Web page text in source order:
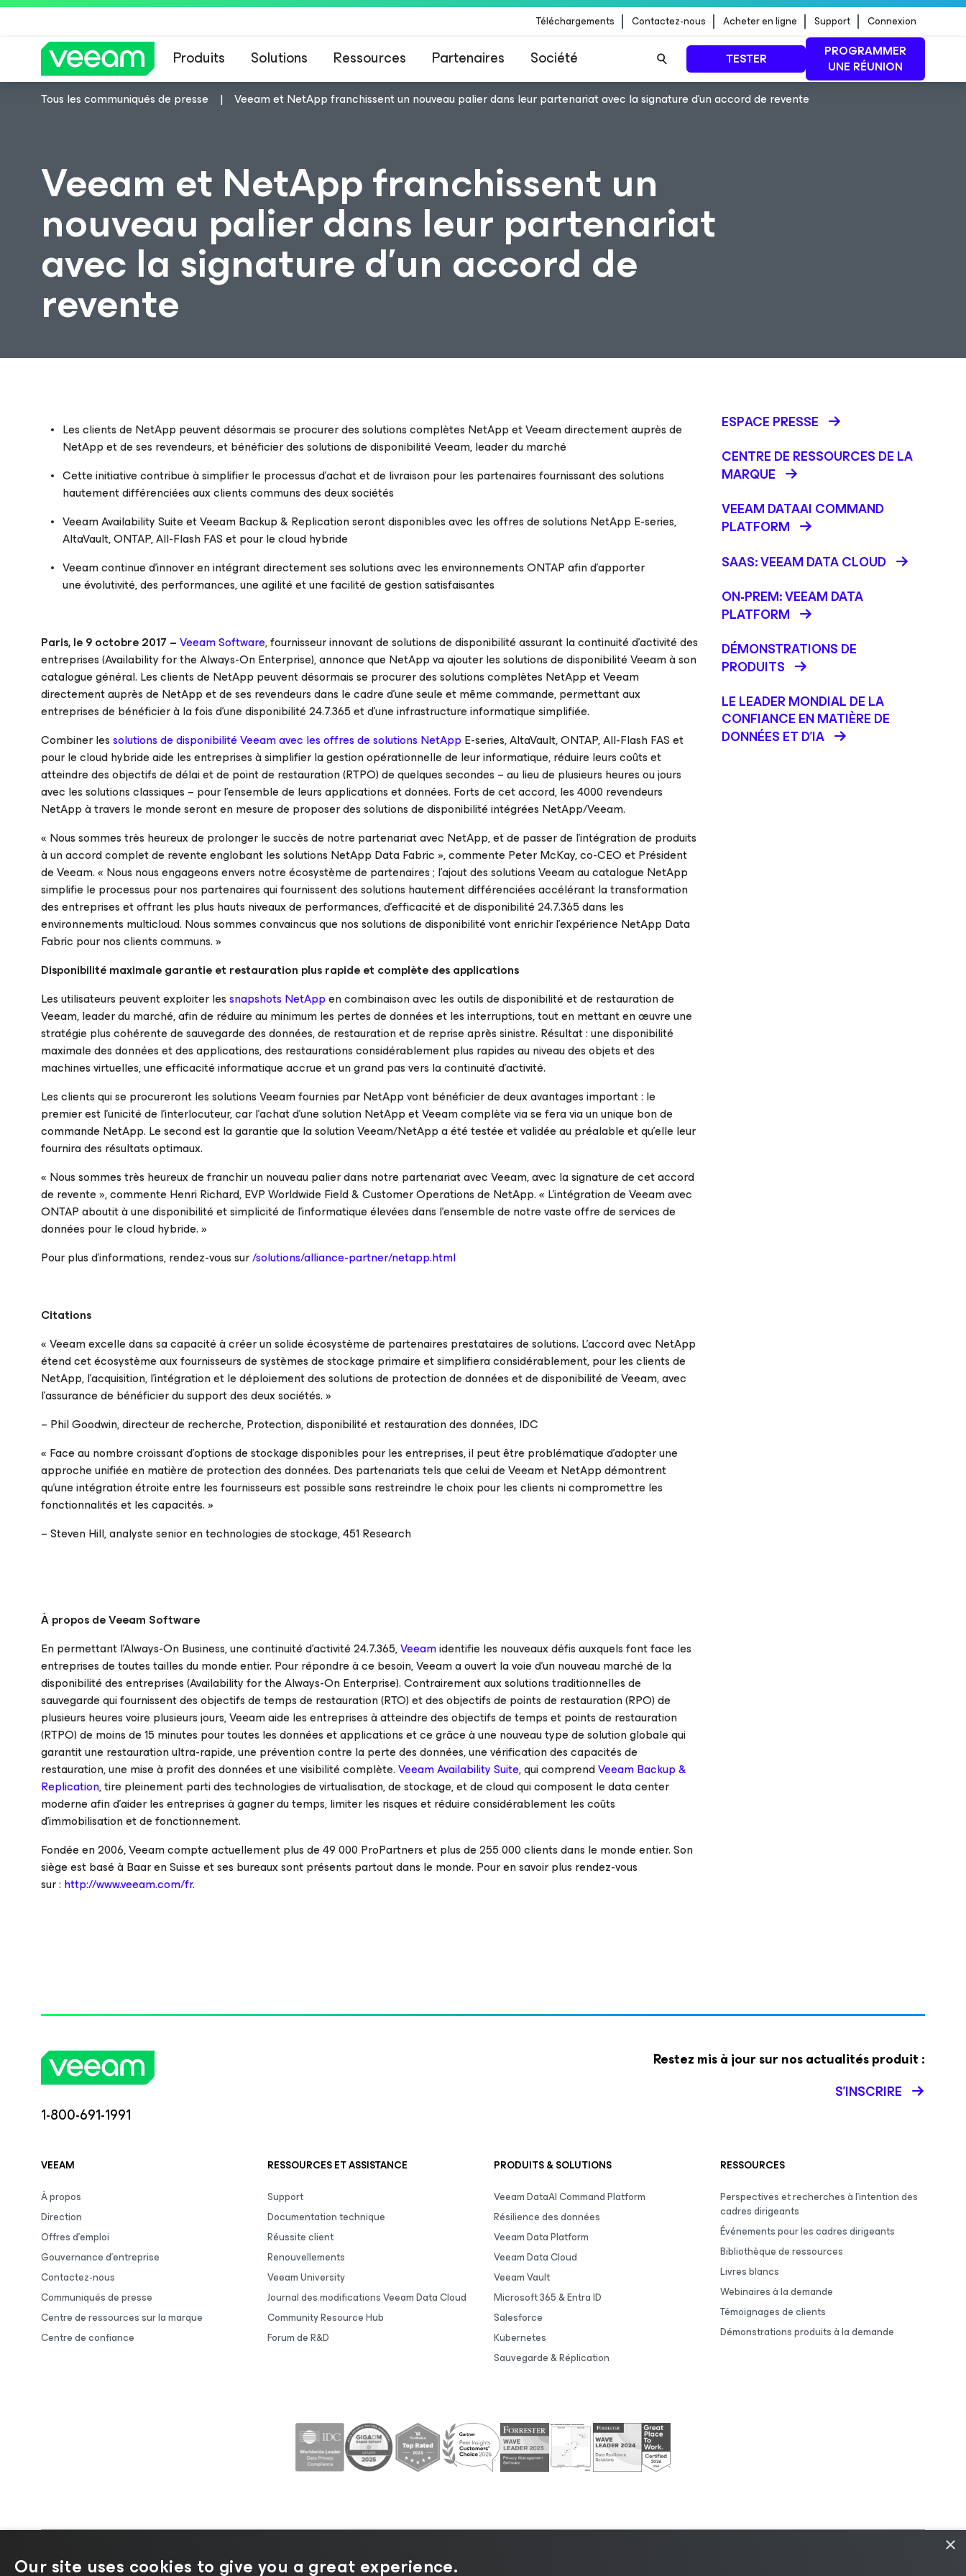
Téléchargements Contactez-nous Acheter en ligne Support Connexion
Produits Solutions Ressources Partenaires Société TESTER
PROGRAMMER
UNE RÉUNION
Tous les communiqués de presse Veeam et NetApp franchissent un nouveau palier dans leur partenariat avec la signature d’un accord de revente
Veeam et NetApp franchissent un
nouveau palier dans leur partenariat
avec la signature d’un accord de
revente
Les clients de NetApp peuvent désormais se procurer des solutions complètes NetApp et Veeam directement auprès de
NetApp et de ses revendeurs, et bénéficier des solutions de disponibilité Veeam, leader du marché
Cette initiative contribue à simplifier le processus d’achat et de livraison pour les partenaires fournissant des solutions
hautement différenciées aux clients communs des deux sociétés
Veeam Availability Suite et Veeam Backup & Replication seront disponibles avec les offres de solutions NetApp E-series,
AltaVault, ONTAP, All-Flash FAS et pour le cloud hybride
Veeam continue d’innover en intégrant directement ses solutions avec les environnements ONTAP afin d’apporter
une évolutivité, des performances, une agilité et une facilité de gestion satisfaisantes
Paris, le 9 octobre 2017 –Veeam Software, fournisseur innovant de solutions de disponibilité assurant la continuité d’activité des
entreprises (Availability for the Always-On Enterprise), annonce que NetApp va ajouter les solutions de disponibilité Veeam à son
catalogue général. Les clients de NetApp peuvent désormais se procurer des solutions complètes NetApp et Veeam
directement auprès de NetApp et de ses revendeurs dans le cadre d’une seule et même commande, permettant aux
entreprises de bénéficier à la fois d’une disponibilité 24.7.365 et d’une infrastructure informatique simplifiée.
Combiner lessolutions de disponibilité Veeam avec les offres de solutions NetApp E-series, AltaVault, ONTAP, All-Flash FAS et
pour le cloud hybride aide les entreprises à simplifier la gestion opérationnelle de leur informatique, réduire leurs coûts et
atteindre des objectifs de délai et de point de restauration (RTPO) de quelques secondes – au lieu de plusieurs heures ou jours
avec les solutions classiques – pour l’ensemble de leurs applications et données. Forts de cet accord, les 4000 revendeurs
NetApp à travers le monde seront en mesure de proposer des solutions de disponibilité intégrées NetApp/Veeam.
« Nous sommes très heureux de prolonger le succès de notre partenariat avec NetApp, et de passer de l’intégration de produits
à un accord complet de revente englobant les solutions NetApp Data Fabric», commente Peter McKay, co-CEO et Président
de Veeam. « Nous nous engageons envers notre écosystème de partenaires ; l’ajout des solutions Veeam au catalogue NetApp
simplifie le processus pour nos partenaires qui fournissent des solutions hautement différenciées accélérant la transformation
des entreprises et offrant les plus hauts niveaux de performances, d’efficacité et de disponibilité 24.7.365 dans les
environnements multicloud. Nous sommes convaincus que nos solutions de disponibilité vont enrichir l’expérience NetApp Data
Fabric pour nos clients communs. »
Disponibilité maximale garantie et restauration plus rapide et complète des applications
Les utilisateurs peuvent exploiter lessnapshots NetAppen combinaison avec les outils de disponibilité et de restauration de
Veeam, leader du marché, afin de réduire au minimum les pertes de données et les interruptions, tout en mettant en œuvre une
stratégie plus cohérente de sauvegarde des données, de restauration et de reprise après sinistre. Résultat : une disponibilité
maximale des données et des applications, des restaurations considérablement plus rapides au niveau des objets et des
machines virtuelles, une efficacité informatique accrue et un grand pas vers la continuité d’activité.
Les clients qui se procureront les solutions Veeam fournies par NetApp vont bénéficier de deux avantages important : le
premier est l’unicité de l’interlocuteur, car l’achat d’une solution NetApp et Veeam complète via se fera via un unique bon de
commande NetApp. Le second est la garantie que la solution Veeam/NetApp a été testée et validée au préalable et qu’elle leur
fournira des résultats optimaux.
« Nous sommes très heureux de franchir un nouveau palier dans notre partenariat avec Veeam, avec la signature de cet accord
de revente», commente Henri Richard, EVP Worldwide Field & Customer Operations de NetApp. « L’intégration de Veeam avec
ONTAP aboutit à une disponibilité et simplicité de l’informatique élevées dans l’ensemble de notre vaste offre de services de
données pour le cloud hybride.»
Pour plus d’informations, rendez-vous sur/solutions/alliance-partner/netapp.html
Citations
«Veeam excelle dans sa capacité à créer un solide écosystème de partenaires prestataires de solutions. L’accord avec NetApp
étend cet écosystème aux fournisseurs de systèmes de stockage primaire et simplifiera considérablement, pour les clients de
NetApp, l’acquisition, l’intégration et le déploiement des solutions de protection de données et de disponibilité de Veeam, avec
l’assurance de bénéficier du support des deux sociétés. »
– Phil Goodwin, directeur de recherche, Protection, disponibilité et restauration des données, IDC
« Face au nombre croissant d’options de stockage disponibles pour les entreprises, il peut être problématique d’adopter une
approche unifiée en matière de protection des données. Des partenariats tels que celui de Veeam et NetApp démontrent
qu’une intégration étroite entre les fournisseurs est possible sans restreindre le choix pour les clients ni compromettre les
fonctionnalités et les capacités.»
– Steven Hill, analyste senior en technologies de stockage, 451 Research
À propos de Veeam Software
En permettant l’Always-On Business, une continuité d’activité 24.7.365,Veeamidentifie les nouveaux défis auxquels font face les
entreprises de toutes tailles du monde entier. Pour répondre à ce besoin, Veeam a ouvert la voie d’un nouveau marché de la
disponibilité des entreprises (Availability for the Always-On Enterprise). Contrairement aux solutions traditionnelles de
sauvegarde qui fournissent des objectifs de temps de restauration (RTO) et des objectifs de points de restauration (RPO) de
plusieurs heures voire plusieurs jours, Veeam aide les entreprises à atteindre des objectifs de temps et points de restauration
(RTPO) de moins de 15 minutes pour toutes les données et applications et ce grâce à une nouveau type de solution globale qui
garantit une restauration ultra-rapide, une prévention contre la perte des données, une vérification des capacités de
restauration, une mise à profit des données et une visibilité complète.Veeam Availability Suite, qui comprendVeeam Backup &
Replication, tire pleinement parti des technologies de virtualisation, de stockage, et de cloud qui composent le data center
moderne afin d’aider les entreprises à gagner du temps, limiter les risques et réduire considérablement les coûts
d’immobilisation et de fonctionnement.
Fondée en 2006, Veeam compte actuellement plus de 49 000 ProPartners et plus de 255 000 clients dans le monde entier. Son
siège est basé à Baar en Suisse et ses bureaux sont présents partout dans le monde. Pour en savoir plus rendez-vous
sur : http://www.veeam.com/fr.
ESPACE PRESSE
CENTRE DE RESSOURCES DE LA
MARQUE
VEEAM DATAAI COMMAND
PLATFORM
SAAS: VEEAM DATA CLOUD
ON-PREM: VEEAM DATA
PLATFORM
DÉMONSTRATIONS DE
PRODUITS
LE LEADER MONDIAL DE LA
CONFIANCE EN MATIÈRE DE
DONNÉES ET D'IA
1-800-691-1991
Restez mis à jour sur nos actualités produit :
S’INSCRIRE
VEEAM
À propos
Direction
Offres d’emploi
Gouvernance d’entreprise
Contactez-nous
Communiqués de presse
Centre de ressources sur la marque
Centre de confiance
RESSOURCES ET ASSISTANCE
Support
Documentation technique
Réussite client
Renouvellements
Veeam University
Journal des modifications Veeam Data Cloud
Community Resource Hub
Forum de R&D
PRODUITS & SOLUTIONS
Veeam DataAI Command Platform
Résilience des données
Veeam Data Platform
Veeam Data Cloud
Veeam Vault
Microsoft 365 & Entra ID
Salesforce
Kubernetes
Sauvegarde & Réplication
RESSOURCES
Perspectives et recherches à l’intention des
cadres dirigeants
Événements pour les cadres dirigeants
Bibliothèque de ressources
Livres blancs
Webinaires à la demande
Témoignages de clients
Démonstrations produits à la demande
©2026 Veeam ® Software |Politique de confidentialité|Politique d’utilisation des cookies
×
Our site uses cookies to give you a great experience.